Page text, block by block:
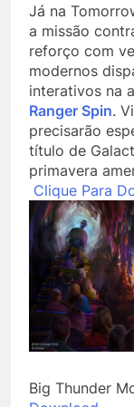
Já na
a missão
reforço com
modernos
interativos na
Ranger Spin.
precisarão
título de
primavera
Clique Para
Big Thunder